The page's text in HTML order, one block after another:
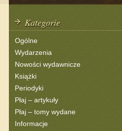
Kategorie
Ogólne
Wydarzenia
Nowości wydawnicze
Książki
Periodyki
Płaj – artykuły
Płaj – tomy wydane
Informacje